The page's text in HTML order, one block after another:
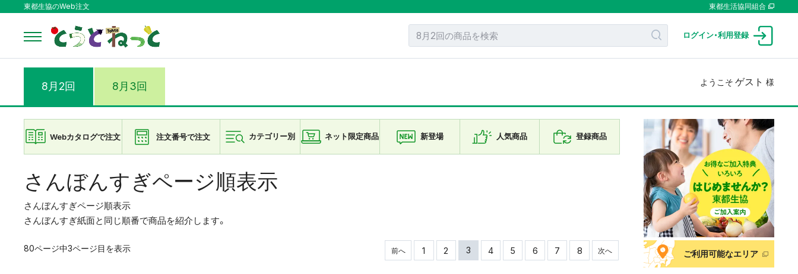
東都生協のWeb注文 東都生活協同組合
ログイン・利用登録
8月2回 8月3回 ようこそ ゲスト 様
Webカタログで注文 注文番号で注文 カテゴリー別 ネット限定商品 新登場 人気商品 登録商品
さんぼんすぎページ順表示
さんぼんすぎページ順表示
さんぼんすぎ紙面と同じ順番で商品を紹介します。
80ページ中3ページ目を表示 前へ 1 2 3 4 5 6 7 8 次へ ご利用可能なエリア